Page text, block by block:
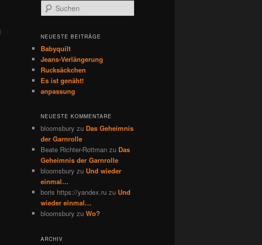
u
h
n
NEUESTE BEITRÄGE
Babyquilt
Jeans-Verlängerung
Rucksäckchen
Es ist genäht!
anpassung
NEUESTE KOMMENTARE
bloomsbury zu Das Geheimnis
der Garnrolle
Beate Richter-Rottman zu Das
Geheimnis der Garnrolle
bloomsbury zu Und wieder
einmal…
boris https://yandex.ru zu Und
wieder einmal…
bloomsbury zu Wo?
ARCHIV